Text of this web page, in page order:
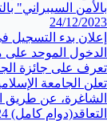
بالأمن السيبراني"
24/12/2023
إعلان بدء التسجيل
الدخول الموحد على
تعرف على جائزة
تعلن الجامعة
الشاغرة، عن طريق
التعاقد(دوام كامل)